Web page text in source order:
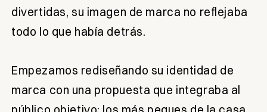
divertidas, su imagen de marca no reflejaba
todo lo que había detrás.
Empezamos rediseñando su identidad de
marca con una propuesta que integraba al